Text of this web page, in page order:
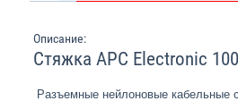
Описание:
Стяжка APC Electronic
Разъемные нейлоновые